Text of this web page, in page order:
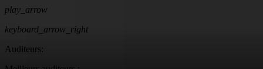
play_arrow
keyboard_arrow_right
Auditeurs: